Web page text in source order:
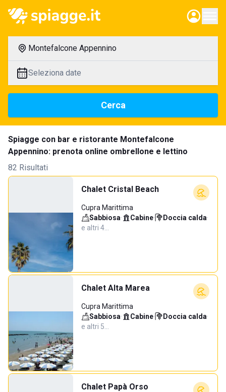
Montefalcone Appennino
Seleziona date
Cerca
Spiagge con bar e ristorante Montefalcone
Appennino: prenota online ombrellone e lettino
82 Risultati
Chalet Cristal Beach
Cupra Marittima
Sabbiosa· Cabine· Doccia calda·
e altri 4…
Chalet Alta Marea
Cupra Marittima
Sabbiosa· Cabine· Doccia calda·
e altri 5…
Chalet Papà Orso